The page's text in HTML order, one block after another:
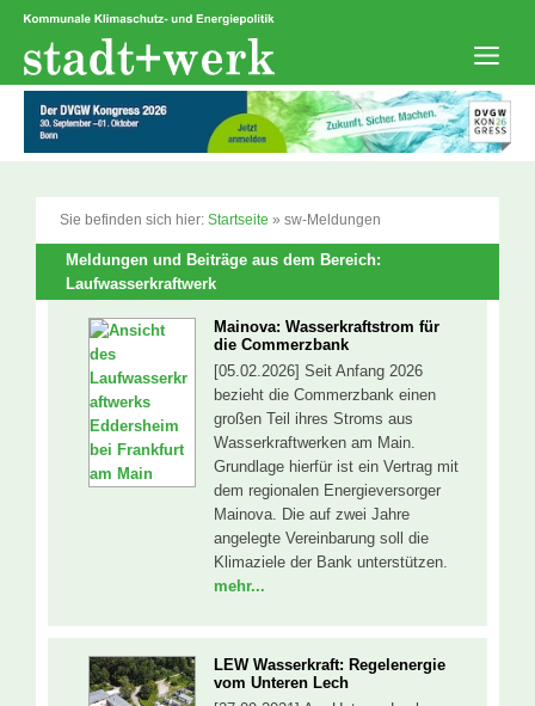
Zum
springen
Sie befinden sich hier: Startseite » sw-Meldungen
Meldungen und Beiträge aus dem Bereich:
Laufwasserkraftwerk
Mainova: Wasserkraftstrom für
die Commerzbank
[05.02.2026] Seit Anfang 2026
bezieht die Commerzbank einen
großen Teil ihres Stroms aus
Wasserkraftwerken am Main.
Grundlage hierfür ist ein Vertrag mit
dem regionalen Energieversorger
Mainova. Die auf zwei Jahre
angelegte Vereinbarung soll die
Klimaziele der Bank unterstützen.
mehr...
LEW Wasserkraft: Regelenergie
vom Unteren Lech